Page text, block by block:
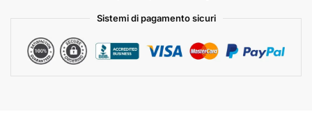
Sistemi di pagamento sicuri